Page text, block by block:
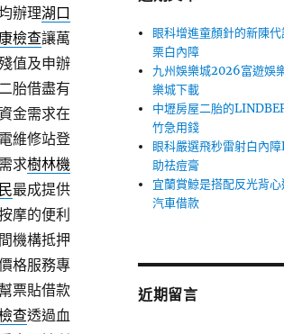
辦理湖口
檢查讓萬
值及申辦
胎借盡有
金需求在
維修站登
求樹林機
最成提供
摩的便利
機構抵押
格服務專
票貼借款
查透過血
眼科增進童顏針的新陳
栗白內障
九州娛樂城2026富遊娛
樂城下載
中壢房屋二胎的
竹急用錢
眼科嚴選飛秒雷射白內
助祛痘膏
宜蘭賞鯨是搭配反光背
汽車借款
近期留言